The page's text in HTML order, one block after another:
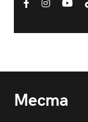
Места